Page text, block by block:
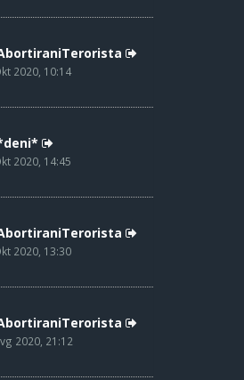
2020, 10:14
2020, 14:45
2020, 13:30
2020, 21:12